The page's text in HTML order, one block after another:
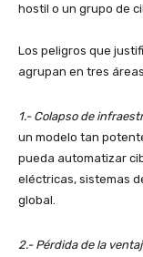
hostil o un grupo de
Los peligros que
agrupan en tres
1.- Colapso de
un modelo tan
pueda automatizar
eléctricas, sistemas
global.
2.- Pérdida de la